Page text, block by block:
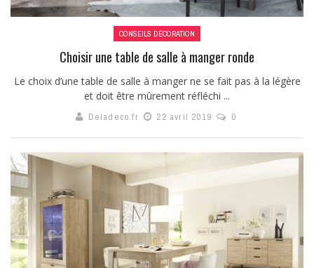
CONSEILS DÉCORATION
Choisir une table de salle à manger ronde
Le choix d’une table de salle à manger ne se fait pas à la légère
et doit être mûrement réfléchi ...
Deladeco.fr 22 avril 2019 0